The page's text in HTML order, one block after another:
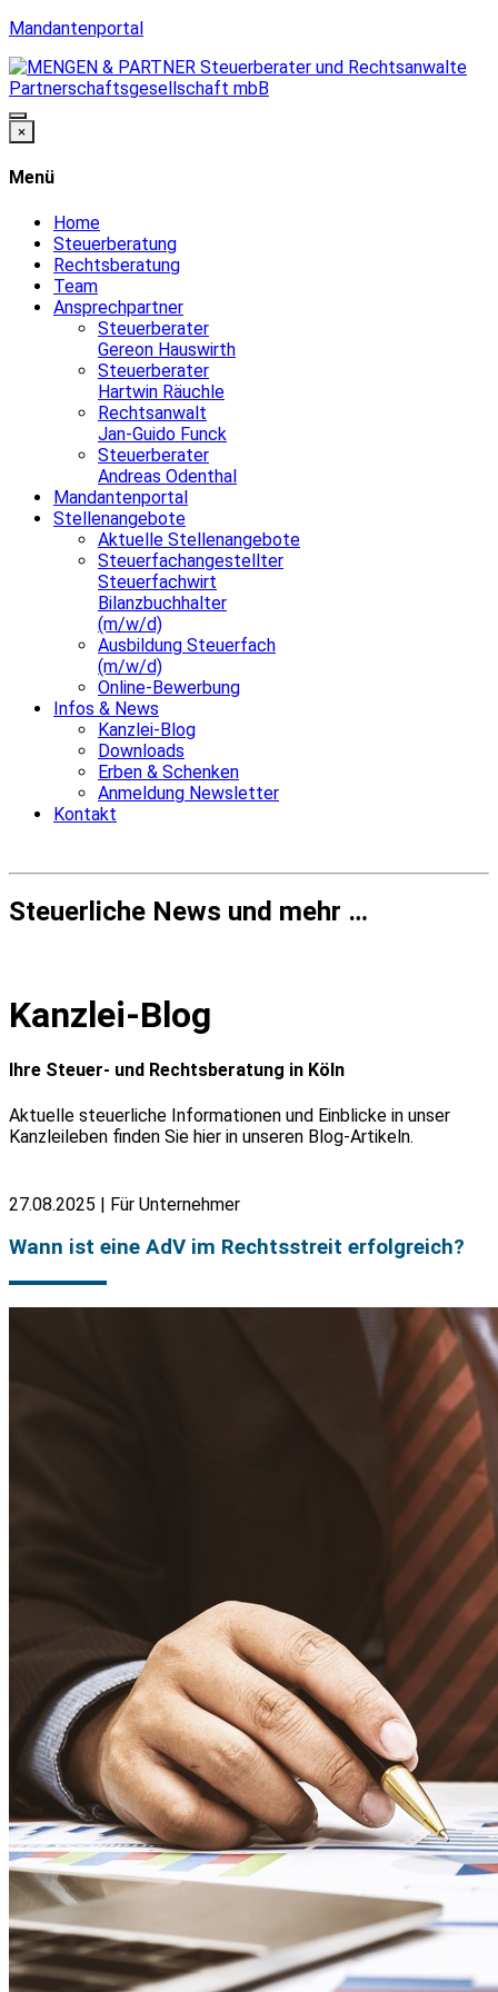
Mandantenportal
×
Menü
Home
Steuerberatung
Rechtsberatung
Team
Ansprechpartner
Steuerberater
Gereon Hauswirth
Steuerberater
Hartwin Räuchle
Rechtsanwalt
Jan-Guido Funck
Steuerberater
Andreas Odenthal
Mandantenportal
Stellenangebote
Aktuelle Stellenangebote
Steuerfachangestellter
Steuerfachwirt
Bilanzbuchhalter
(m/w/d)
Ausbildung Steuerfach
(m/w/d)
Online-Bewerbung
Infos & News
Kanzlei-Blog
Downloads
Erben & Schenken
Anmeldung Newsletter
Kontakt
Steuerliche News und mehr …
Kanzlei-Blog
Ihre Steuer- und Rechtsberatung in Köln
Aktuelle steuerliche Informationen und Einblicke in unser
Kanzleileben finden Sie hier in unseren Blog-Artikeln.
27.08.2025 | Für Unternehmer
Wann ist eine AdV im Rechtsstreit erfolgreich?